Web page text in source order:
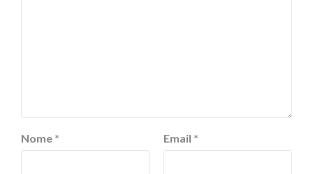
Nome * Email *